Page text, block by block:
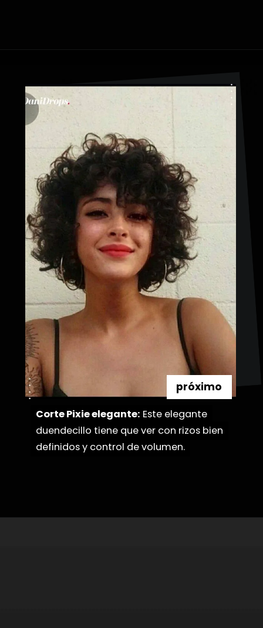
Corte Pixie elegante: Este elegante
duendecillo tiene que ver con rizos bien
definidos y control de volumen.
Corte Pixie elegante: Este elegante
duendecillo tiene que ver con rizos bien
definidos y control de volumen.
próximo